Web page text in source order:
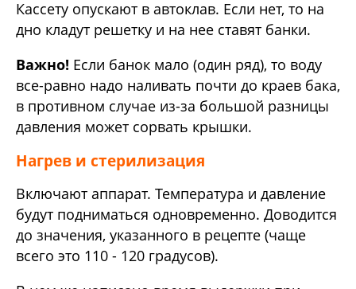
Кассету опускают в автоклав. Если нет, то на
дно кладут решетку и на нее ставят банки.
Важно! Если банок мало (один ряд), то воду
все-равно надо наливать почти до краев бака,
в противном случае из-за большой разницы
давления может сорвать крышки.
Нагрев и стерилизация
Включают аппарат. Температура и давление
будут подниматься одновременно. Доводится
до значения, указанного в рецепте (чаще
всего это 110 - 120 градусов).